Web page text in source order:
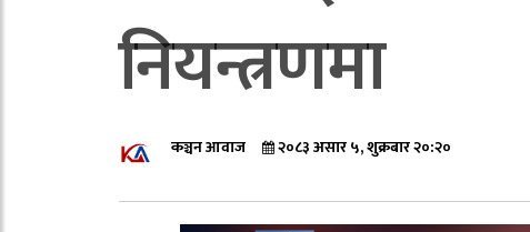
नियन्त्रणमा
कञ्चन आवाज २०८३ असार ५, शुक्रबार २०:२०